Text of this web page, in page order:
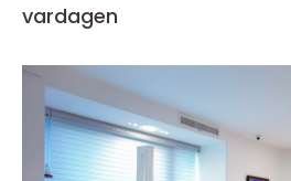
vardagen